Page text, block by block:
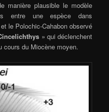
manière plausible le modèle
entre une espèce dans
le Polochic-Cahabon observé
» qui déclenchent
cours du Miocène moyen.